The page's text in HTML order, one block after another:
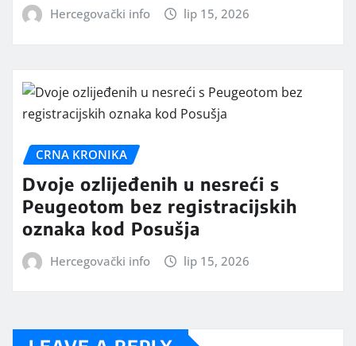
Hercegovački info lip 15, 2026
CRNA KRONIKA
Dvoje ozlijeđenih u nesreći s
Peugeotom bez registracijskih
oznaka kod Posušja
Hercegovački info lip 15, 2026